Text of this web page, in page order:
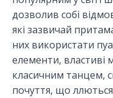
дозволив собі
які зазвичай
них використати
елементи, властиві
класичним танцем,
почуття, що